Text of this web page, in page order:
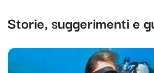
Storie, suggerimenti e